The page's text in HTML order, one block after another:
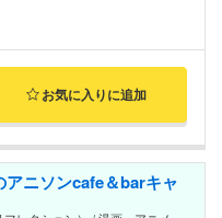
お気に入りに追加
ニソンcafe＆barキャ